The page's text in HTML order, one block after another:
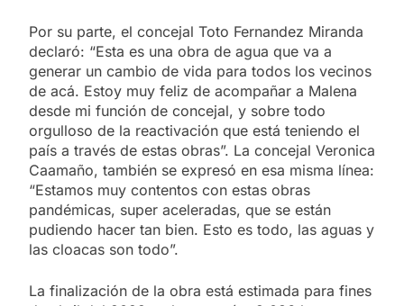
Por su parte, el concejal Toto Fernandez Miranda
declaró: “Esta es una obra de agua que va a
generar un cambio de vida para todos los vecinos
de acá. Estoy muy feliz de acompañar a Malena
desde mi función de concejal, y sobre todo
orgulloso de la reactivación que está teniendo el
país a través de estas obras”. La concejal Veronica
Caamaño, también se expresó en esa misma línea:
“Estamos muy contentos con estas obras
pandémicas, super aceleradas, que se están
pudiendo hacer tan bien. Esto es todo, las aguas y
las cloacas son todo”.
La finalización de la obra está estimada para fines